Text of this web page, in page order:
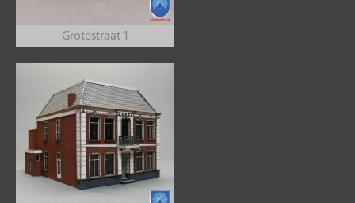
Grotestraat 1